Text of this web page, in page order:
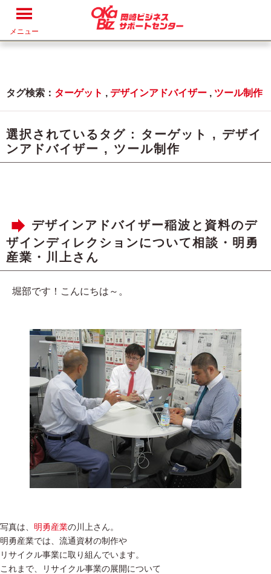
メニュー
タグ検索： ターゲット , デザインアドバイザー , ツール制作
選択されているタグ : ターゲット , デザイ
ンアドバイザー , ツール制作
デザインアドバイザー稲波と資料のデ
ザインディレクションについて相談・明勇
産業・川上さん
堀部です！こんにちは～。
写真は、 明勇産業の川上さん。
明勇産業では、流通資材の制作や
リサイクル事業に取り組んでいます。
これまで、リサイクル事業の展開について